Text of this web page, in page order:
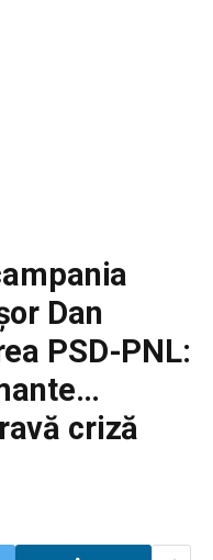
Dan
PSD-PNL:
criză